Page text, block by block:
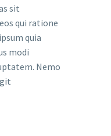
sit
qui ratione
quia
modi
Nemo